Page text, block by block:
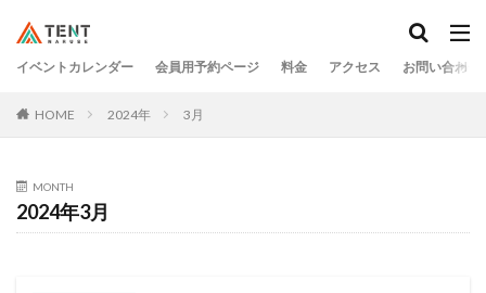
イベントカレンダー 会員用予約ページ 料金 アクセス お問い合わせ
HOME 2024年 3月
MONTH
2024年3月